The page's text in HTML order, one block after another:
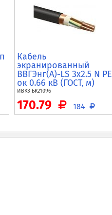
Кабель
экранированный
ВВГЭнг(A)-LS 3x2.5 N PE
ок 0.66 кВ (ГОСТ, м)
ИВКЗ БК21096
170.79 184